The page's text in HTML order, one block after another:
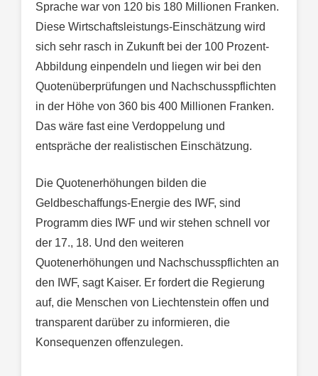
Sprache war von 120 bis 180 Millionen Franken.
Diese Wirtschaftsleistungs-Einschätzung wird
sich sehr rasch in Zukunft bei der 100 Prozent-
Abbildung einpendeln und liegen wir bei den
Quotenüberprüfungen und Nachschusspflichten
in der Höhe von 360 bis 400 Millionen Franken.
Das wäre fast eine Verdoppelung und
entspräche der realistischen Einschätzung.
Die Quotenerhöhungen bilden die
Geldbeschaffungs-Energie des IWF, sind
Programm dies IWF und wir stehen schnell vor
der 17., 18. Und den weiteren
Quotenerhöhungen und Nachschusspflichten an
den IWF, sagt Kaiser. Er fordert die Regierung
auf, die Menschen von Liechtenstein offen und
transparent darüber zu informieren, die
Konsequenzen offenzulegen.